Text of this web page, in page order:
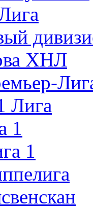
ХНЛ
Лига
1
1